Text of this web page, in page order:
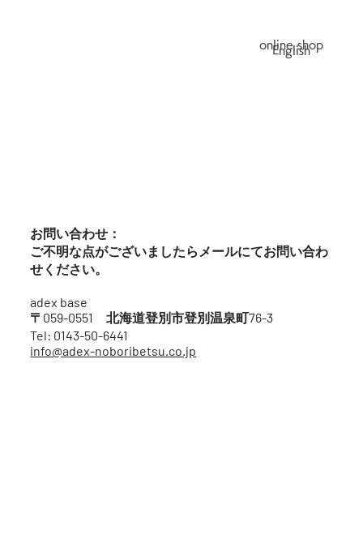
English
online shop
お問い合わせ：
ご不明な点がございましたらメールにてお問い合わ
せください。
adex base
〒059-0551 北海道登別市登別温泉町76-3
Tel: 0143-50-6441
info@adex-noboribetsu.co.jp